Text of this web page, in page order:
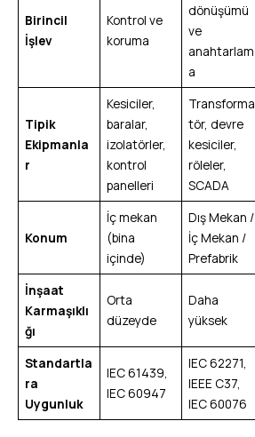
Birincil
İşlev
Kontrol ve
koruma
dönüşümü
ve
anahtarlam
a
Tipik
Ekipmanla
r
Kesiciler,
baralar,
izolatörler,
kontrol
panelleri
Transforma
tör, devre
kesiciler,
röleler,
SCADA
Konum
İç mekan
(bina
içinde)
Dış Mekan /
İç Mekan /
Prefabrik
İnşaat
Karmaşıklı
ğı
Orta
düzeyde
Daha
yüksek
Standartla
ra
Uygunluk
IEC 61439,
IEC 60947
IEC 62271,
IEEE C37,
IEC 60076